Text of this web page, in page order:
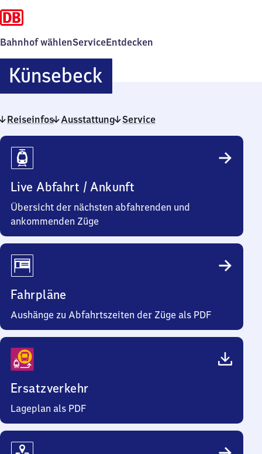
Bahnhof wählenServiceEntdecken
KünsebeckKünsebeck
Reiseinfos Ausstattung Service
Reiseinfos
Live Abfahrt / Ankunft
Übersicht der nächsten abfahrenden und
ankommenden Züge
Fahrpläne
Aushänge zu Abfahrtszeiten der Züge als PDF
Ersatzverkehr
Lageplan als PDF